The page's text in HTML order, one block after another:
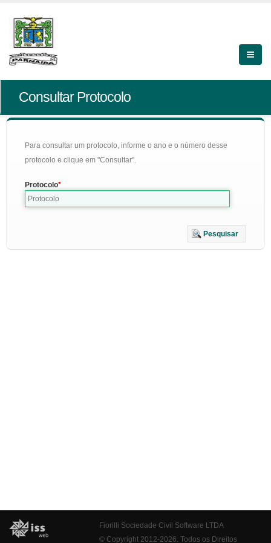
Consultar Protocolo
Para consultar um protocolo, informe o ano e o número desse
protocolo e clique em "Consultar".
Protocolo
Pesquisar
Fiorilli Sociedade Civil Software LTDA
© Copyright 2012-2026. Todos os Direitos